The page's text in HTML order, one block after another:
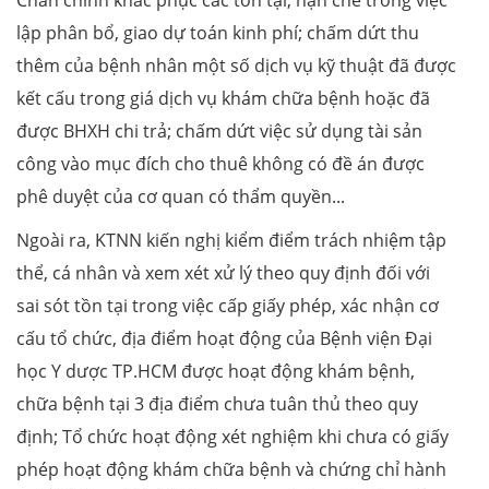
lập phân bổ, giao dự toán kinh phí; chấm dứt thu
thêm của bệnh nhân một số dịch vụ kỹ thuật đã được
kết cấu trong giá dịch vụ khám chữa bệnh hoặc đã
được BHXH chi trả; chấm dứt việc sử dụng tài sản
công vào mục đích cho thuê không có đề án được
phê duyệt của cơ quan có thẩm quyền...
Ngoài ra, KTNN kiến nghị kiểm điểm trách nhiệm tập
thể, cá nhân và xem xét xử lý theo quy định đối với
sai sót tồn tại trong việc cấp giấy phép, xác nhận cơ
cấu tổ chức, địa điểm hoạt động của Bệnh viện Đại
học Y dược TP.HCM được hoạt động khám bệnh,
chữa bệnh tại 3 địa điểm chưa tuân thủ theo quy
định; Tổ chức hoạt động xét nghiệm khi chưa có giấy
phép hoạt động khám chữa bệnh và chứng chỉ hành